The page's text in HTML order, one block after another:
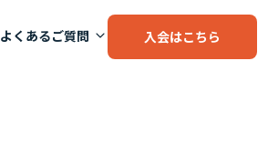
よくあるご質問 入会はこちら